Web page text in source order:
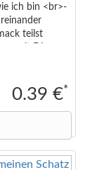
ich bin <br>-
teilst
DANKE zu
den
Freundin
zusammen
damit der
0.39 €*